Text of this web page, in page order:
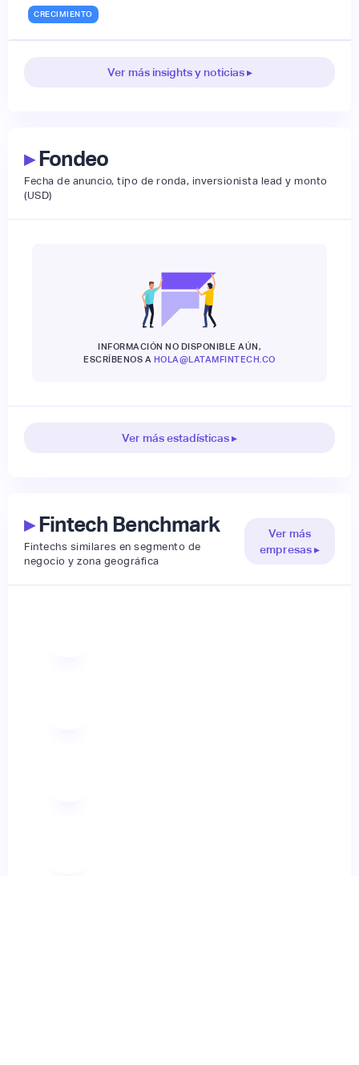
CRECIMIENTO
Ver más insights y noticias ▸
▸Fondeo
Fecha de anuncio, tipo de ronda, inversionista lead y monto
(USD)
INFORMACIÓN NO DISPONIBLE AÚN,
ESCRÍBENOS A HOLA@LATAMFINTECH.CO
Ver más estadísticas ▸
▸Fintech Benchmark
Fintechs similares en segmento de
negocio y zona geográfica
Ver más
empresas ▸